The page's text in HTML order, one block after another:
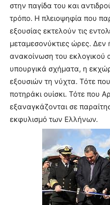
στην παγίδα του και
τρόπο. Η πλειοψηφία που
εξουσίας εκτελούν τις
μεταμεσονύκτιες ώρες. Δεν
ανακοίνωση του εκλογικού
υπουργικά σχήματα, η
εξουσιών τη νύχτα. Τότε
ποτηράκι ουίσκι. Τότε που
εξαναγκάζονται σε
εκφυλισμό των Ελλήνων.